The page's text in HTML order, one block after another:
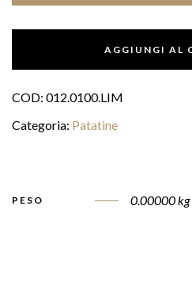
AGGIUNGI AL
COD: 012.0100.LIM
Categoria: Patatine
PESO 0.00000 kg